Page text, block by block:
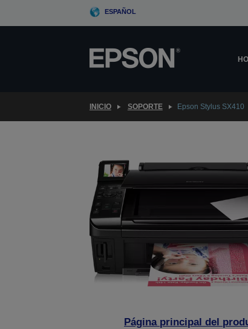
ESPAÑOL
INICIO SOPORTE Epson Stylus SX410
Página principal del